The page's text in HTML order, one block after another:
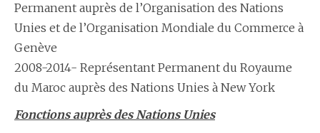
Permanent auprès de l’Organisation des Nations
Unies et de l’Organisation Mondiale du Commerce à
Genève
2008-2014- R​eprésentant Permanent du Royaume
du Maroc auprès des Nations Unies à New York
Fonctions auprès des Nations Unies